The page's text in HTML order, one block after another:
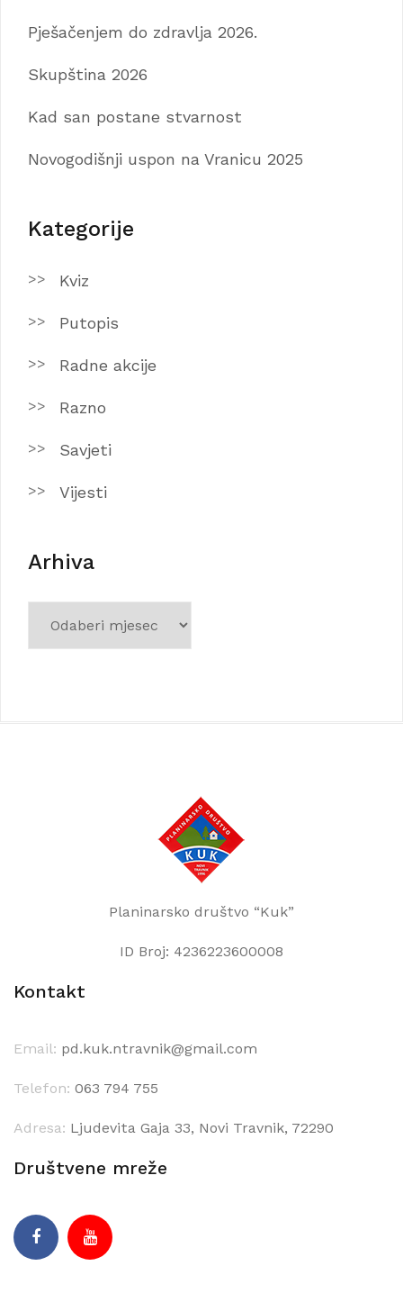
Pješačenjem do zdravlja 2026.
Skupština 2026
Kad san postane stvarnost
Novogodišnji uspon na Vranicu 2025
Kategorije
Kviz
Putopis
Radne akcije
Razno
Savjeti
Vijesti
Arhiva
Planinarsko društvo “Kuk”
ID Broj: 4236223600008
Kontakt
Email: pd.kuk.ntravnik@gmail.com
Telefon: 063 794 755
Adresa: Ljudevita Gaja 33, Novi Travnik, 72290
Društvene mreže